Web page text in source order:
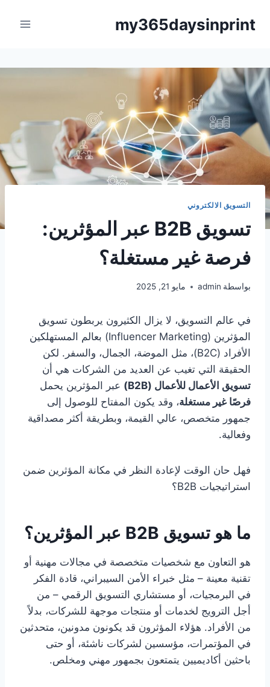
my365daysinprint
التسويق الالكتروني
تسويق B2B عبر المؤثرين:
فرصة غير مستغلة؟
بواسطة admin مايو 21, 2025
في عالم التسويق، لا يزال الكثيرون يربطون تسويق
المؤثرين (Influencer Marketing) بعالم المستهلكين
الأفراد (B2C)، مثل الموضة، الجمال، والسفر. لكن
الحقيقة التي تغيب عن العديد من الشركات هي أن
تسويق الأعمال للأعمال (B2B)
عبر المؤثرين يحمل
فرصًا غير مستغلة، وقد يكون المفتاح للوصول إلى
جمهور متخصص، عالي القيمة، وبطريقة أكثر مصداقية
وفعالية.
فهل حان الوقت لإعادة النظر في مكانة المؤثرين ضمن
استراتيجيات B2B؟
ما هو تسويق B2B عبر المؤثرين؟
هو التعاون مع شخصيات متخصصة في مجالات مهنية أو
تقنية معينة – مثل خبراء الأمن السيبراني، قادة الفكر
في البرمجيات، أو مستشاري التسويق الرقمي – من
أجل الترويج لخدمات أو منتجات موجهة للشركات، بدلاً
من الأفراد. هؤلاء المؤثرون قد يكونون مدونين، متحدثين
في المؤتمرات، مؤسسين لشركات ناشئة، أو حتى
باحثين أكاديميين يتمتعون بجمهور مهني ومخلص.